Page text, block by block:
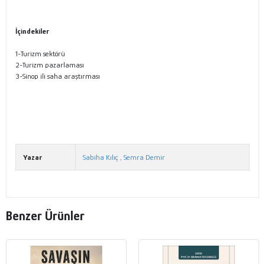
İçindekiler
1-Turizm sektörü
2-Turizm pazarlaması
3-Sinop ili saha araştırması
Yazar Sabiha Kılıç , Semra Demir
Benzer Ürünler